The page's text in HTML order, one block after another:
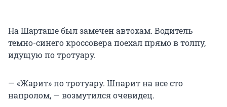
На Шарташе был замечен автохам. Водитель
темно-синего кроссовера поехал прямо в толпу,
идущую по тротуару.
— «Жарит» по тротуару. Шпарит на все сто
напролом, — возмутился очевидец.